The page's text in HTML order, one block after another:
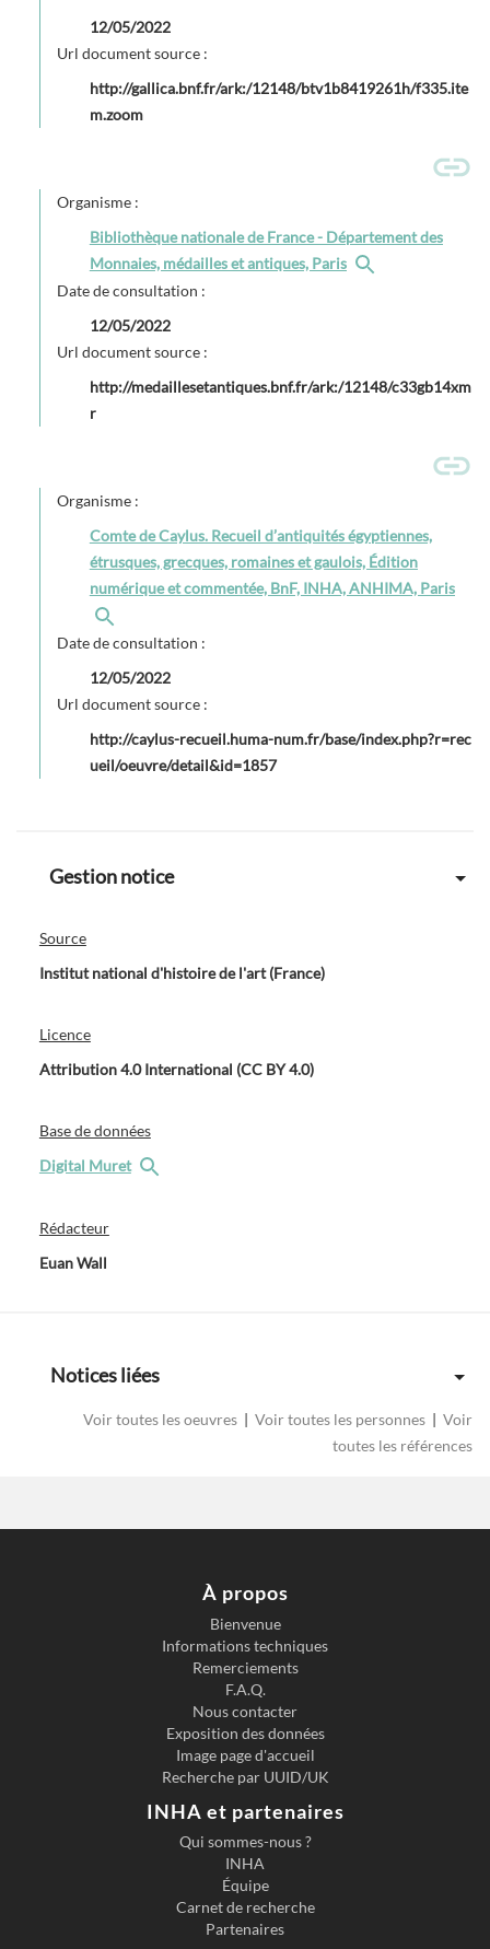
12/05/2022
Url document source :
http://gallica.bnf.fr/ark:/12148/btv1b8419261h/f335.ite
m.zoom
Organisme :
Bibliothèque nationale de France - Département des
Monnaies, médailles et antiques, Paris
Date de consultation :
12/05/2022
Url document source :
http://medaillesetantiques.bnf.fr/ark:/12148/c33gb14xm
r
Organisme :
Comte de Caylus. Recueil d’antiquités égyptiennes,
étrusques, grecques, romaines et gaulois, Édition
numérique et commentée, BnF, INHA, ANHIMA, Paris
Date de consultation :
12/05/2022
Url document source :
http://caylus-recueil.huma-num.fr/base/index.php?r=rec
ueil/oeuvre/detail&id=1857
Gestion notice
Source
Institut national d'histoire de l'art (France)
Licence
Attribution 4.0 International (CC BY 4.0)
Base de données
Digital Muret
Rédacteur
Euan Wall
Notices liées
Voir toutes les oeuvres | Voir toutes les personnes | Voir
toutes les références
À propos
Bienvenue
Informations techniques
Remerciements
F.A.Q.
Nous contacter
Exposition des données
Image page d'accueil
Recherche par UUID/UK
INHA et partenaires
Qui sommes-nous ?
INHA
Équipe
Carnet de recherche
Partenaires